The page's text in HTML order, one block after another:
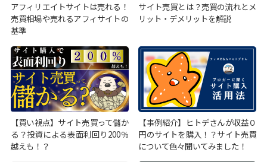
アフィリエイトサイトは売れる！
売買相場や売れるアフィサイトの
基準
サイト売買とは？売買の流れとメ
リット・デメリットを解説
【買い視点】サイト売買って儲か
る？投資による表面利回り200％
越えも！？
【事例紹介】ヒトデさんが収益０
円のサイトを購入！？サイト売買
について色々聞いてみました！